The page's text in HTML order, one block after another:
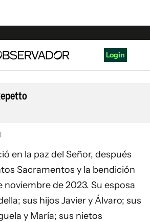
Login
en la paz del Señor, después
Sacramentos y la bendición
noviembre de 2023. Su esposa
sus hijos Javier y Álvaro; sus
y María; sus nietos